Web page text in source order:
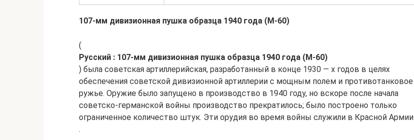
107-мм дивизионная пушка образца 1940 года (М-60)
(
Русский : 107-мм дивизионная пушка образца 1940 года (М-60)
) была советская артиллерийская, разработанный в конце 1930 — х годов в целях
обеспечения советской дивизионной артиллерии с мощным полем и противотанковое
ружье. Оружие было запущено в производство в 1940 году, но вскоре после начала
советско-германской войны производство прекратилось; было построено только
ограниченное количество штук. Эти орудия во время войны служили в Красной Армии
.